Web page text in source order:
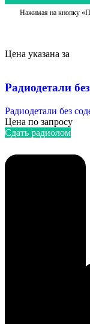
Нажимая на кнопку
Цена указана за
Радиодетали
Радиодетали без
Цена по запросу
Сдать радиолом